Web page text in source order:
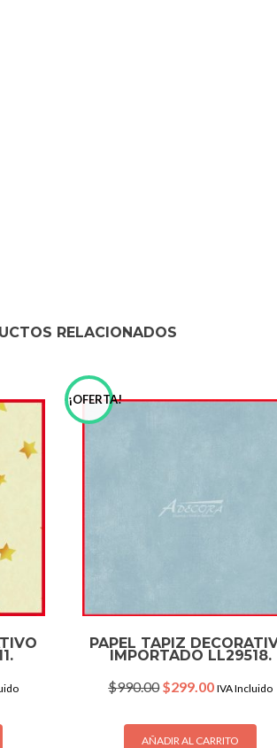
RELACIONADOS
¡OFERTA!
PAPEL TAPIZ
IMPORTADO LL29518.
$990.00Original
was:
$990.00.
$299.00Current
is:
$299.00.
IVA Incluido
AÑADIR AL CARRITO